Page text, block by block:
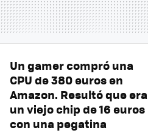
Un gamer compró una
CPU de 380 euros en
Amazon. Resultó que era
un viejo chip de 16 euros
con una pegatina